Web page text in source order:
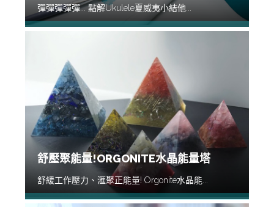
彈彈彈彈彈... 點解Ukulele夏威夷小結他...
舒壓聚能量!ORGONITE水晶能量塔
舒緩工作壓力、滙聚正能量! Orgonite水晶能...